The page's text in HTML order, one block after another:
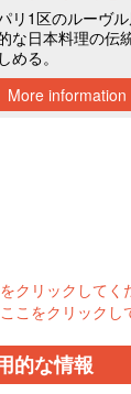
クリックしてく
こをクリックし
的な情報